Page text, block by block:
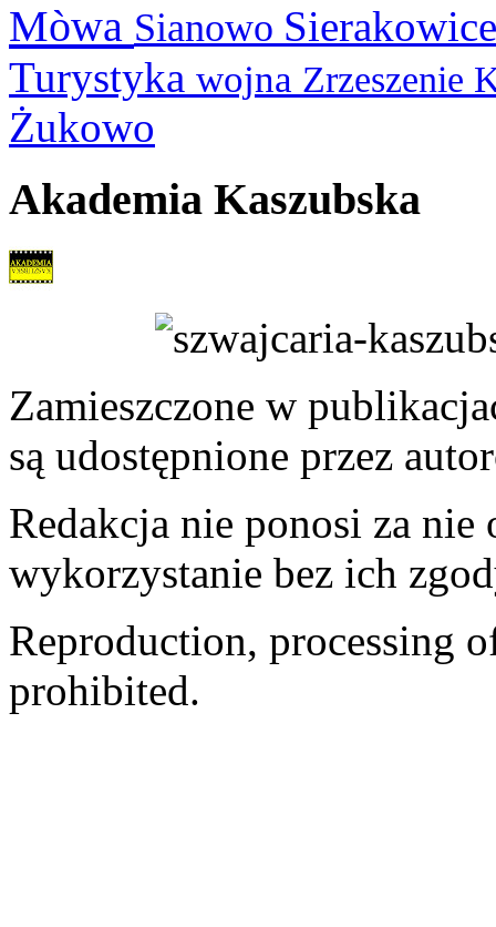
Mòwa Sianowo
Turystyka wojna Zrzeszenie
Żukowo
Akademia Kaszubska
Zamieszczone w
są udostępnione przez
Redakcja nie ponosi za
wykorzystanie bez ich
Reproduction, processing
prohibited.